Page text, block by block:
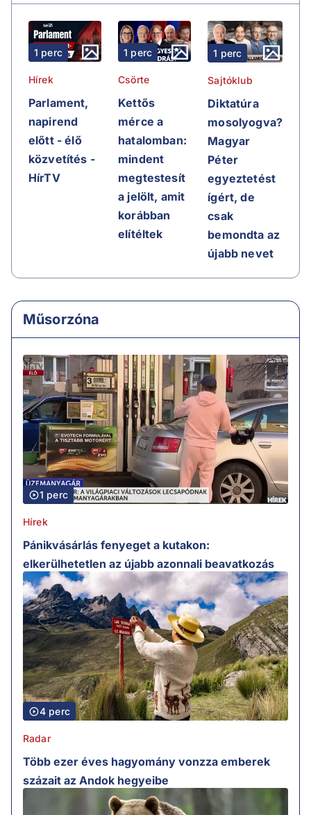
1 perc
Hírek
Parlament,
napirend
előtt - élő
közvetítés -
HírTV
1 perc
Csörte
Kettős
mérce a
hatalomban:
mindent
megtestesít
a jelölt, amit
korábban
elítéltek
1 perc
Sajtóklub
Diktatúra
mosolyogva?
Magyar
Péter
egyeztetést
ígért, de
csak
bemondta az
újabb nevet
Műsorzóna
1 perc
Hírek
Pánikvásárlás fenyeget a kutakon:
elkerülhetetlen az újabb azonnali beavatkozás
4 perc
Radar
Több ezer éves hagyomány vonzza emberek
százait az Andok hegyeibe